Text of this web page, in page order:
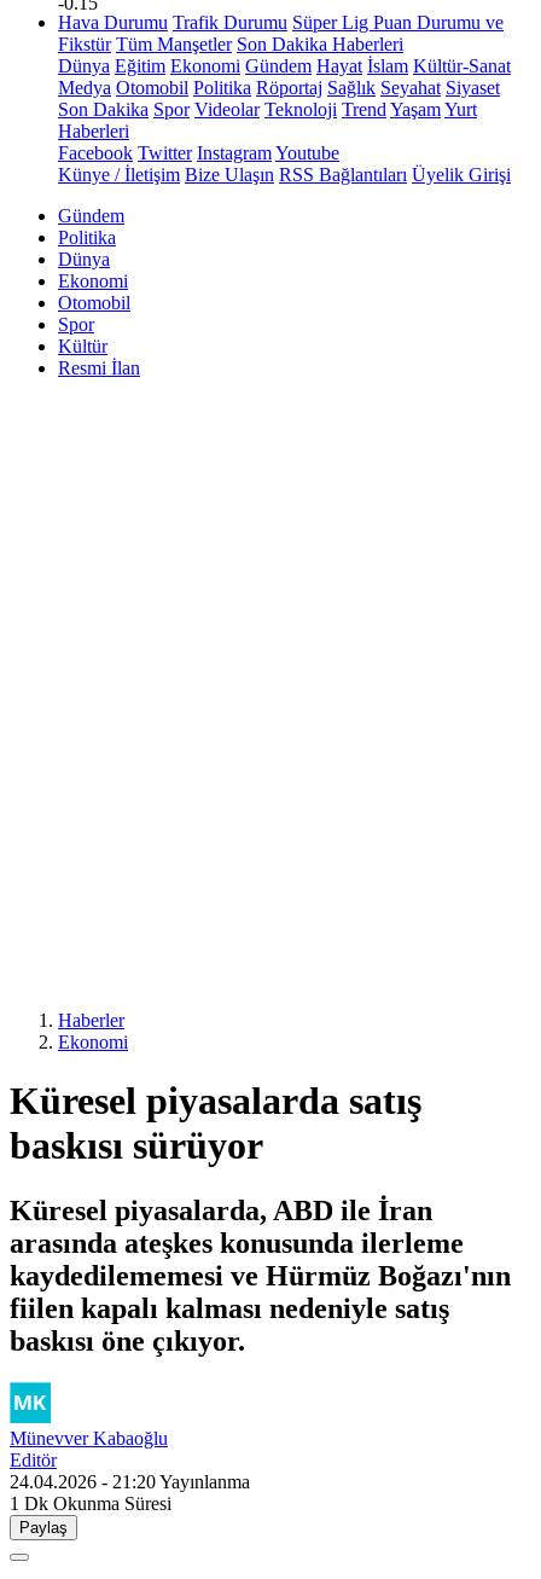
Hava Durumu Trafik Durumu Süper Lig Puan Durumu ve
Fikstür Tüm Manşetler Son Dakika Haberleri
Dünya Eğitim Ekonomi Gündem Hayat İslam Kültür-Sanat
Medya Otomobil Politika Röportaj Sağlık Seyahat Siyaset
Son Dakika Spor Videolar Teknoloji Trend YaşamYurt
Haberleri
Facebook Twitter InstagramYoutube
Künye / İletişim Bize Ulaşın RSS Bağlantıları Üyelik Girişi
Gündem
Politika
Dünya
Ekonomi
Otomobil
Spor
Kültür
Resmi İlan
Haberler
Ekonomi
Küresel piyasalarda satış
baskısı sürüyor
Küresel piyasalarda, ABD ile İran
arasında ateşkes konusunda ilerleme
kaydedilememesi ve Hürmüz Boğazı'nın
fiilen kapalı kalması nedeniyle satış
baskısı öne çıkıyor.
Münevver Kabaoğlu
Editör
24.04.2026 - 21:20Yayınlanma
1 Dk Okunma Süresi
Paylaş